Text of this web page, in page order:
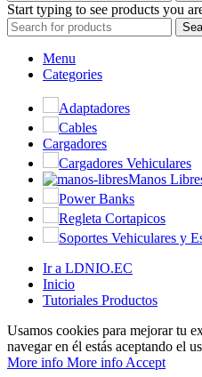
Start typing to see products you
Menu
Categories
Adaptadores
Cables
Cargadores
Cargadores Vehiculares
Manos
Power Banks
Regleta Cortapicos
Soportes Vehiculares y
Ir a LDNIO.EC
Inicio
Tutoriales Productos
Usamos cookies para mejorar tu
navegar en él estás aceptando el
More info More info Accept